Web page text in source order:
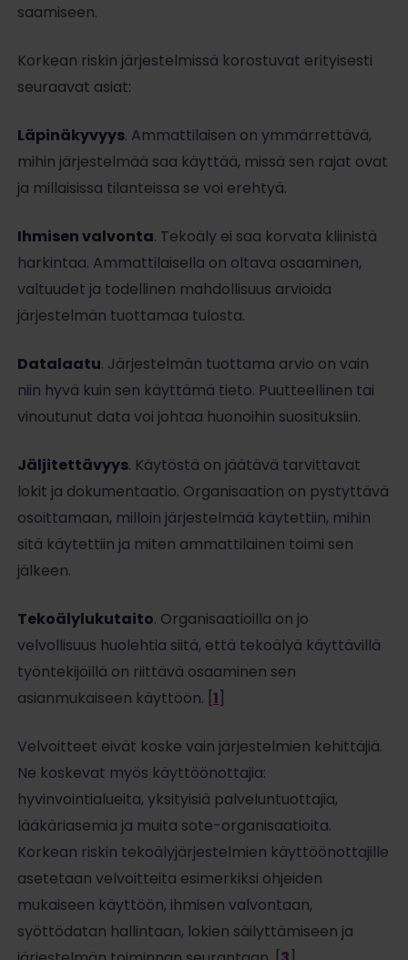
saamiseen.
Korkean riskin järjestelmissä korostuvat erityisesti
seuraavat asiat:
Läpinäkyvyys. Ammattilaisen on ymmärrettävä,
mihin järjestelmää saa käyttää, missä sen rajat ovat
ja millaisissa tilanteissa se voi erehtyä.
Ihmisen valvonta. Tekoäly ei saa korvata kliinistä
harkintaa. Ammattilaisella on oltava osaaminen,
valtuudet ja todellinen mahdollisuus arvioida
järjestelmän tuottamaa tulosta.
Datalaatu. Järjestelmän tuottama arvio on vain
niin hyvä kuin sen käyttämä tieto. Puutteellinen tai
vinoutunut data voi johtaa huonoihin suosituksiin.
Jäljitettävyys. Käytöstä on jäätävä tarvittavat
lokit ja dokumentaatio. Organisaation on pystyttävä
osoittamaan, milloin järjestelmää käytettiin, mihin
sitä käytettiin ja miten ammattilainen toimi sen
jälkeen.
Tekoälylukutaito. Organisaatioilla on jo
velvollisuus huolehtia siitä, että tekoälyä käyttävillä
työntekijöillä on riittävä osaaminen sen
asianmukaiseen käyttöön. [1
Velvoitteet eivät koske vain järjestelmien kehittäjiä.
Ne koskevat myös käyttöönottajia:
hyvinvointialueita, yksityisiä palveluntuottajia,
lääkäriasemia ja muita sote-organisaatioita.
Korkean riskin tekoälyjärjestelmien käyttöönottajille
asetetaan velvoitteita esimerkiksi ohjeiden
mukaiseen käyttöön, ihmisen valvontaan,
syöttödatan hallintaan, lokien säilyttämiseen ja